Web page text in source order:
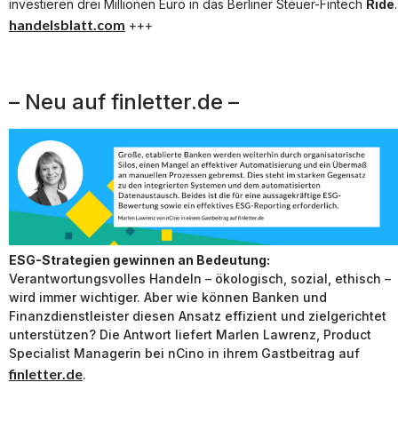
investieren drei Millionen Euro in das Berliner Steuer-Fintech Ride.
handelsblatt.com +++
– Neu auf finletter.de –
ESG-Strategien gewinnen an Bedeutung:
Verantwortungsvolles Handeln – ökologisch, sozial, ethisch –
wird immer wichtiger. Aber wie können Banken und
Finanzdienstleister diesen Ansatz effizient und zielgerichtet
unterstützen? Die Antwort liefert Marlen Lawrenz, Product
Specialist Managerin bei nCino in ihrem Gastbeitrag auf
finletter.de.